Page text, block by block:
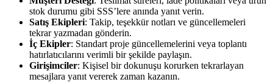
stok durumu gibi SSS’lere anında yanıt verin.
Satış Ekipleri: Takip, teşekkür notları ve güncellemeleri
tekrar yazmadan gönderin.
İç Ekipler: Standart proje güncellemelerini veya toplantı
hatırlatıcılarını verimli bir şekilde paylaşın.
Girişimciler: Kişisel bir dokunuşu korurken tekrarlayan
mesajlara yanıt vererek zaman kazanın.